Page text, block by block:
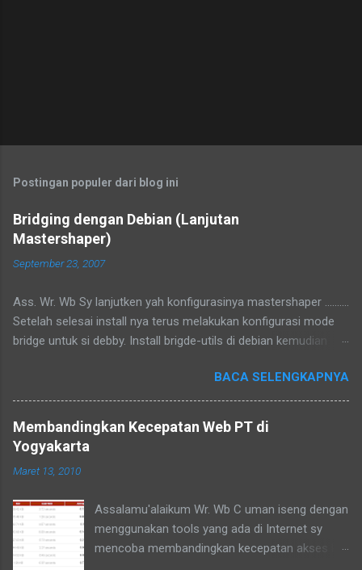
Postingan populer dari blog ini
Bridging dengan Debian (Lanjutan
Mastershaper)
September 23, 2007
Ass. Wr. Wb Sy lanjutken yah konfigurasinya mastershaper ..........
Setelah selesai install nya terus melakukan konfigurasi mode
bridge untuk si debby. Install brigde-utils di debian kemudian
inet manual bridge_ports eth1 eth2 bridge_maxwait 0
Konfigurasi di atas akan mengubah eth1 dan eth2 menjadi
bridge, gampangnya kalo kita colokan kabel utp ke eth1 ke
komputer 1 dan eth2 ke komputer 2 maka komputer 1 dan 2
menjadi terhubung, karena fungsinya bridge emang seperti itu
hehehehee :D Dengan perintah # brctl show akan terlihat bridge
manualnya :D hehehee. Ok bisa langsung di test Komp1---------
----eth1---eth2-------Internet misalnya nge ping ke internet.
Kalo dahbisa berarti dah jalan, tinggal konfigurasi mastershaper
BACA SELENGKAPNYA
Membandingkan Kecepatan Web PT di
Yogyakarta
Maret 13, 2010
Assalamu'alaikum Wr. Wb C uman iseng dengan
menggunakan tools yang ada di Internet sy
mencoba membandingkan kecepatan akses ke